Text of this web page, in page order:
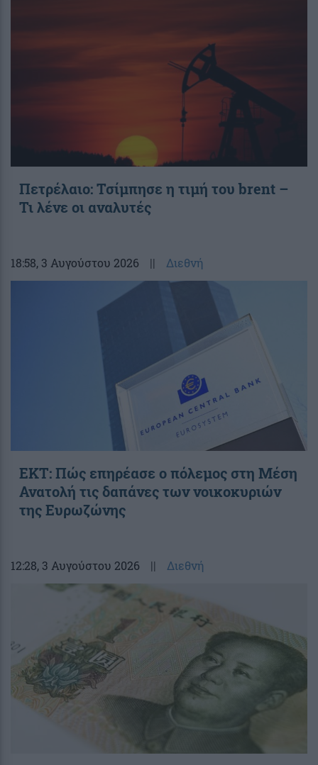
Πετρέλαιο: Τσίμπησε η τιμή του brent –
Τι λένε οι αναλυτές
18:58, 3 Αυγούστου 2026 || Διεθνή
ΕΚΤ: Πώς επηρέασε ο πόλεμος στη Μέση
Ανατολή τις δαπάνες των νοικοκυριών
της Ευρωζώνης
12:28, 3 Αυγούστου 2026 || Διεθνή